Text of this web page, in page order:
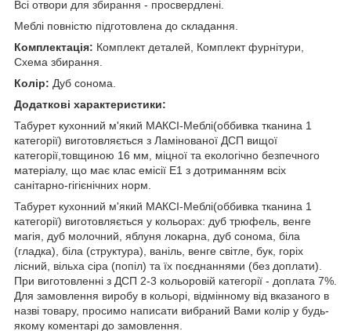
Всі отвори для збирання - просвердлені.
Меблі повністю підготовлена до складання.
Комплектація: Комплект деталей, Комплект фурнітури,
Схема збирання.
Колір: Дуб сонома.
Додаткові характеристики:
Табурет кухонний м'який МАКСІ-Меблі(оббивка тканина 1
категорії) виготовляється з Ламінованої ДСП вищої
категорії,товщиною 16 мм, міцної та екологічно безпечного
матеріалу, що має клас емісії Е1 з дотриманням всіх
санітарно-гігієнічних норм.
Табурет кухонний м'який МАКСІ-Меблі(оббивка тканина 1
категорії) виготовляється у кольорах: дуб трюфель, венге
магія, дуб молочний, яблуня локарна, дуб сонома, біла
(гладка), біла (структура), ваніль, венге світле, бук, горіх
лісний, вільха сіра (попіл) та їх поєднаннями (без доплати).
При виготовленні з ДСП 2-3 кольоровій категорії - доплата 7%.
Для замовлення виробу в кольорі, відмінному від вказаного в
назві товару, просимо написати вибраний Вами колір у будь-
якому коментарі до замовлення.